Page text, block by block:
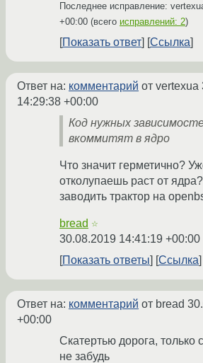
Последнее исправление:
+00:00 (всего исправлений: 2)
Показать ответ Ссылка
Ответ на: комментарий от vertexua
14:29:38 +00:00
Код нужных
вкоммитят в ядро
Что значит герметично?
отколупаешь раст от
заводить трактор на
bread ☆
30.08.2019 14:41:19 +00:00
Показать ответы
Ссылка
Ответ на: комментарий от bread
+00:00
Скатертью дорога, только
не забудь